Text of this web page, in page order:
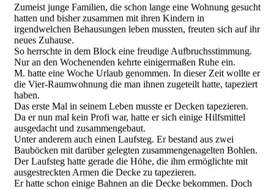
Zumeist junge Familien, die schon lange eine Wohnung gesucht
hatten und bisher zusammen mit ihren Kindern in
irgendwelchen Behausungen leben mussten, freuten sich auf ihr
neues Zuhause.
So herrschte in dem Block eine freudige Aufbruchsstimmung.
Nur an den Wochenenden kehrte einigermaßen Ruhe ein.
M. hatte eine Woche Urlaub genommen. In dieser Zeit wollte er
die Vier-Raumwohnung die man ihnen zugeteilt hatte, tapeziert
haben.
Das erste Mal in seinem Leben musste er Decken tapezieren.
Da er nun mal kein Profi war, hatte er sich einige Hilfsmittel
ausgedacht und zusammengebaut.
Unter anderem auch einen Laufsteg. Er bestand aus zwei
Bauböcken mit darüber gelegten zusammengenagelten Bohlen.
Der Laufsteg hatte gerade die Höhe, die ihm ermöglichte mit
ausgestreckten Armen die Decke zu tapezieren.
Er hatte schon einige Bahnen an die Decke bekommen. Doch